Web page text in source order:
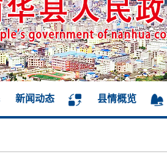
新闻动态 县情概览